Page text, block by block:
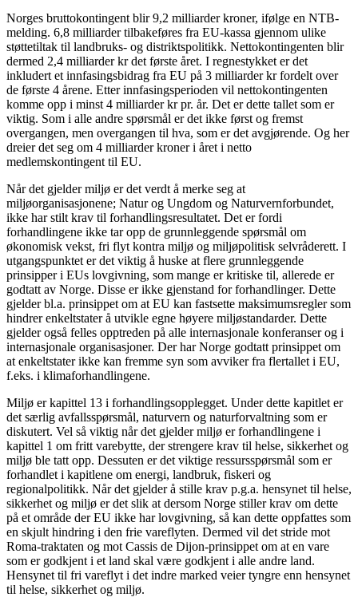
Norges bruttokontingent blir 9,2 milliarder kroner, ifølge en NTB-
melding. 6,8 milliarder tilbakeføres fra EU-kassa gjennom ulike
støttetiltak til landbruks- og distriktspolitikk. Nettokontingenten blir
dermed 2,4 milliarder kr det første året. I regnestykket er det
inkludert et innfasingsbidrag fra EU på 3 milliarder kr fordelt over
de første 4 årene. Etter innfasingsperioden vil nettokontingenten
komme opp i minst 4 milliarder kr pr. år. Det er dette tallet som er
viktig. Som i alle andre spørsmål er det ikke først og fremst
overgangen, men overgangen til hva, som er det avgjørende. Og her
dreier det seg om 4 milliarder kroner i året i netto
medlemskontingent til EU.
Når det gjelder miljø er det verdt å merke seg at
miljøorganisasjonene; Natur og Ungdom og Naturvernforbundet,
ikke har stilt krav til forhandlingsresultatet. Det er fordi
forhandlingene ikke tar opp de grunnleggende spørsmål om
økonomisk vekst, fri flyt kontra miljø og miljøpolitisk selvråderett. I
utgangspunktet er det viktig å huske at flere grunnleggende
prinsipper i EUs lovgivning, som mange er kritiske til, allerede er
godtatt av Norge. Disse er ikke gjenstand for forhandlinger. Dette
gjelder bl.a. prinsippet om at EU kan fastsette maksimumsregler som
hindrer enkeltstater å utvikle egne høyere miljøstandarder. Dette
gjelder også felles opptreden på alle internasjonale konferanser og i
internasjonale organisasjoner. Der har Norge godtatt prinsippet om
at enkeltstater ikke kan fremme syn som avviker fra flertallet i EU,
f.eks. i klimaforhandlingene.
Miljø er kapittel 13 i forhandlingsopplegget. Under dette kapitlet er
det særlig avfallsspørsmål, naturvern og naturforvaltning som er
diskutert. Vel så viktig når det gjelder miljø er forhandlingene i
kapittel 1 om fritt varebytte, der strengere krav til helse, sikkerhet og
miljø ble tatt opp. Dessuten er det viktige ressursspørsmål som er
forhandlet i kapitlene om energi, landbruk, fiskeri og
regionalpolitikk. Når det gjelder å stille krav p.g.a. hensynet til helse,
sikkerhet og miljø er det slik at dersom Norge stiller krav om dette
på et område der EU ikke har lovgivning, så kan dette oppfattes som
en skjult hindring i den frie vareflyten. Dermed vil det stride mot
Roma-traktaten og mot Cassis de Dijon-prinsippet om at en vare
som er godkjent i et land skal være godkjent i alle andre land.
Hensynet til fri vareflyt i det indre marked veier tyngre enn hensynet
til helse, sikkerhet og miljø.